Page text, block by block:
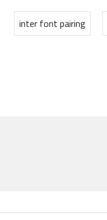
inter font pairing